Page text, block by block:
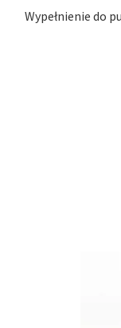
Wypełnienie do